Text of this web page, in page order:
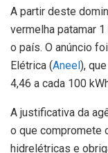
A partir deste
vermelha patamar
o país. O anúncio
Elétrica (Aneel ),
4,46 a cada 100
A justificativa da
o que compromete
hidrelétricas e